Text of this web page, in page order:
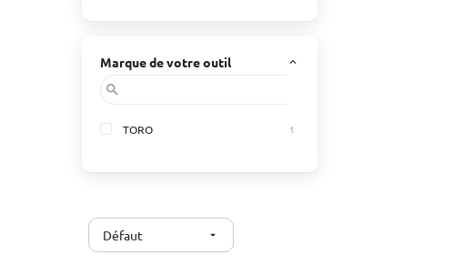
Marque de votre outil keyboard_arrow_up
search
TORO 1
Défaut arrow_drop_down